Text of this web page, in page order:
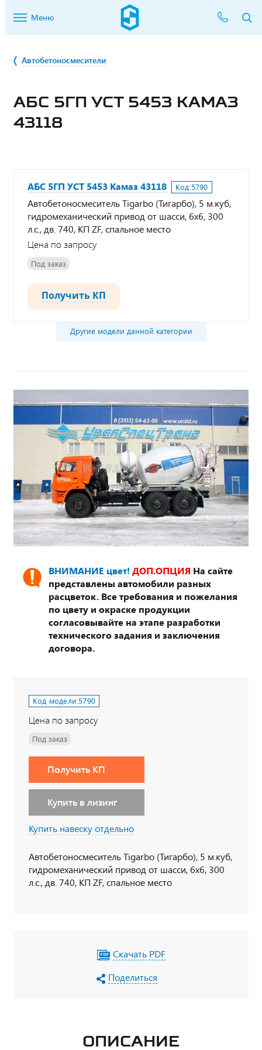
Меню
Автобетоносмесители
АБС 5ГП УСТ 5453 КАМАЗ
43118
АБС 5ГП УСТ 5453 Камаз 43118 Код:5790
Автобетоносмеситель Tigarbo (Тигарбо), 5 м.куб,
гидромеханический привод от шасси, 6х6, 300
л.с., дв. 740, КП ZF, спальное место
Цена по запросу
Под заказ
Получить КП
Другие модели данной категории
ВНИМАНИЕ цвет! ДОП.ОПЦИЯ На сайте
представлены автомобили разных
расцветок. Все требования и пожелания
по цвету и окраске продукции
согласовывайте на этапе разработки
технического задания и заключения
договора.
Код модели:5790
Цена по запросу
Под заказ
Получить КП
Купить в лизинг
Купить навеску отдельно
Автобетоносмеситель Tigarbo (Тигарбо), 5 м.куб,
гидромеханический привод от шасси, 6х6, 300
л.с., дв. 740, КП ZF, спальное место
Скачать PDF
Поделиться
ОПИСАНИЕ